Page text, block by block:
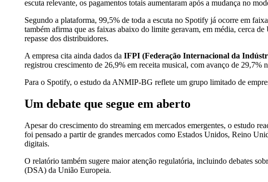
escuta relevante, os pagamentos totais aumentaram após a mudança no
Segundo a plataforma, 99,5% de toda a escuta no Spotify já ocorre em
também afirma que as faixas abaixo do limite geravam, em média, cerca
repasse dos distribuidores.
A empresa cita ainda dados da IFPI (Federação Internacional da
registrou crescimento de 26,9% em receita musical, com avanço de 29,7%
Para o Spotify, o estudo da ANMIP-BG reflete um grupo limitado de
Um debate que segue em aberto
Apesar do crescimento do streaming em mercados emergentes, o estudo
foi pensado a partir de grandes mercados como Estados Unidos, Reino
digitais.
O relatório também sugere maior atenção regulatória, incluindo debates
(DSA) da União Europeia.